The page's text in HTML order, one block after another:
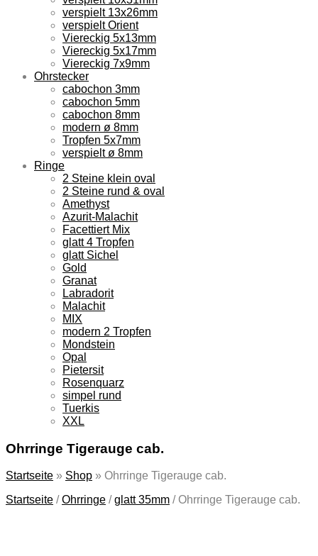
verspielt 13x26mm
verspielt Orient
Viereckig 5x13mm
Viereckig 5x17mm
Viereckig 7x9mm
Ohrstecker
cabochon 3mm
cabochon 5mm
cabochon 8mm
modern ø 8mm
Tropfen 5x7mm
verspielt ø 8mm
Ringe
2 Steine klein oval
2 Steine rund & oval
Amethyst
Azurit-Malachit
Facettiert Mix
glatt 4 Tropfen
glatt Sichel
Gold
Granat
Labradorit
Malachit
MIX
modern 2 Tropfen
Mondstein
Opal
Pietersit
Rosenquarz
simpel rund
Tuerkis
XXL
Ohrringe Tigerauge cab.
Startseite » Shop » Ohrringe Tigerauge cab.
Startseite /Ohrringe /glatt 35mm /Ohrringe Tigerauge cab.